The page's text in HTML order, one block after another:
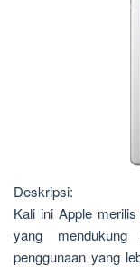
Deskripsi:
Kali ini Apple
yang
penggunaan yang